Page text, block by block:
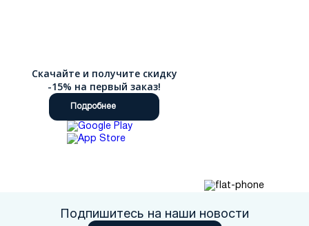
Скачайте и получите скидку
-15% на первый заказ!
Подробнее
Подпишитесь на наши новости